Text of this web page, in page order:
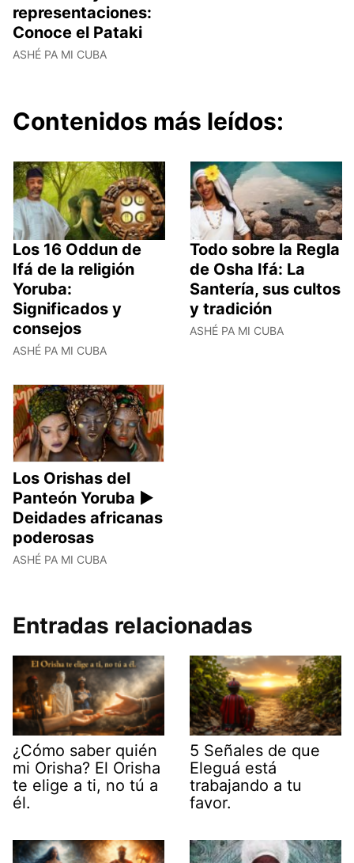
representaciones:
Conoce el Pataki
ASHÉ PA MI CUBA
Contenidos más leídos:
Los 16 Oddun de
Ifá de la religión
Yoruba:
Significados y
consejos
ASHÉ PA MI CUBA
Todo sobre la Regla
de Osha Ifá: La
Santería, sus cultos
y tradición
ASHÉ PA MI CUBA
Los Orishas del
Panteón Yoruba ►
Deidades africanas
poderosas
ASHÉ PA MI CUBA
Entradas relacionadas
¿Cómo saber quién
mi Orisha? El Orisha
te elige a ti, no tú a
él.
5 Señales de que
Eleguá está
trabajando a tu
favor.